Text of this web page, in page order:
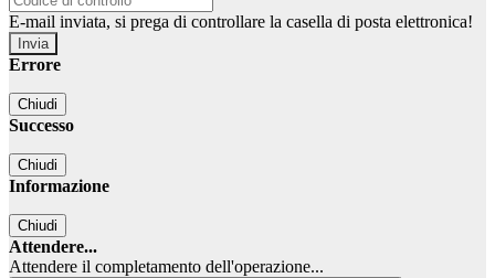
E-mail inviata, si prega di controllare la casella di posta elettronica!
Errore
Chiudi
Successo
Chiudi
Informazione
Chiudi
Attendere...
Attendere il completamento dell'operazione...